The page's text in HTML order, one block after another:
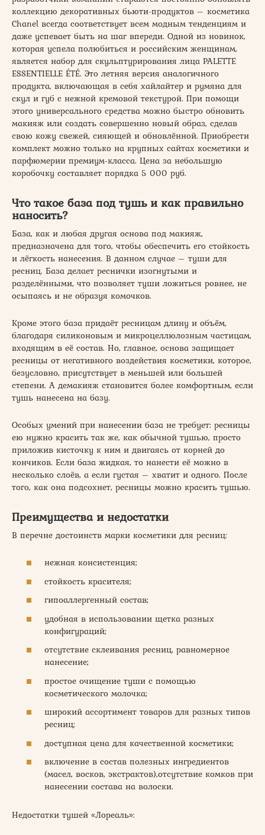
коллекцию декоративных бьюти-продуктов – косметика
Chanel всегда соответствует всем модным тенденциям и
даже успевает быть на шаг впереди. Одной из новинок,
которая успела полюбиться и российским женщинам,
является набор для скульптурирования лица PALETTE
ESSENTIELLE ÉTÉ. Это летняя версия аналогичного
продукта, включающая в себя хайлайтер и румяна для
скул и губ с нежной кремовой текстурой. При помощи
этого универсального средства можно быстро обновить
макияж или создать совершенно новый образ, сделав
свою кожу свежей, сияющей и обновлённой. Приобрести
комплект можно только на крупных сайтах косметики и
парфюмерии премиум-класса. Цена за небольшую
коробочку составляет порядка 5 000 руб.
Что такое база под тушь и как правильно
наносить?
База, как и любая другая основа под макияж,
предназначена для того, чтобы обеспечить его стойкость
и лёгкость нанесения. В данном случае – туши для
ресниц. База делает реснички изогнутыми и
разделёнными, что позволяет туши ложиться ровнее, не
осыпаясь и не образуя комочков.
Кроме этого база придаёт ресницам длину и объём,
благодаря силиконовым и микроцеллюлозным частицам,
входящим в её состав. Но, главное, основа защищает
ресницы от негативного воздействия косметики, которое,
безусловно, присутствует в меньшей или большей
степени. А демакияж становится более комфортным, если
тушь нанесена на базу.
Особых умений при нанесении база не требует: ресницы
ею нужно красить так же, как обычной тушью, просто
приложив кисточку к ним и двигаясь от корней до
кончиков. Если база жидкая, то нанести её можно в
несколько слоёв, а если густая – хватит и одного. После
того, как она подсохнет, ресницы можно красить тушью.
Преимущества и недостатки
В перечне достоинств марки косметики для ресниц:
нежная консистенция;
стойкость красителя;
гипоаллергенный состав;
удобная в использовании щетка разных
конфигураций;
отсутствие склеивания ресниц, равномерное
нанесение;
простое очищение туши с помощью
косметического молочка;
широкий ассортимент товаров для разных типов
ресниц;
доступная цена для качественной косметики;
включение в состав полезных ингредиентов
(масел, восков, экстрактов),отсутствие комков при
нанесении состава на волоски.
Недостатки тушей «Лореаль»: